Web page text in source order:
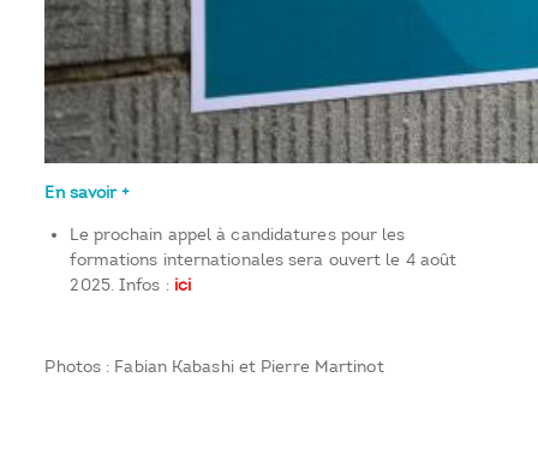
En savoir +
Le prochain appel à candidatures pour les
formations internationales sera ouvert le 4 août
2025. Infos :ici
Photos : Fabian Kabashi et Pierre Martinot